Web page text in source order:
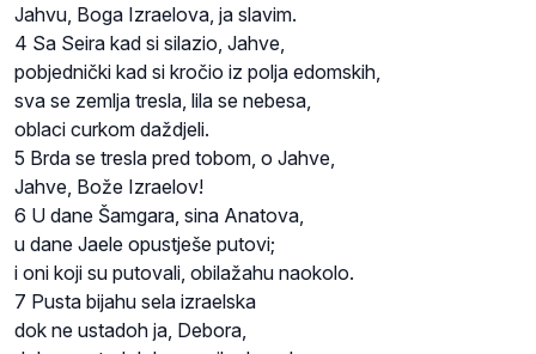
Jahvu, Boga Izraelova, ja slavim.
4 Sa Seira kad si silazio, Jahve,
pobjednički kad si kročio iz polja edomskih,
sva se zemlja tresla, lila se nebesa,
oblaci curkom daždjeli.
5 Brda se tresla pred tobom, o Jahve,
Jahve, Bože Izraelov!
6 U dane Šamgara, sina Anatova,
u dane Jaele opustješe putovi;
i oni koji su putovali, obilažahu naokolo.
7 Pusta bijahu sela izraelska
dok ne ustadoh ja, Debora,